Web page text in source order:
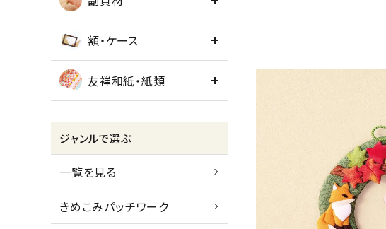
額・ケース
友禅和紙・紙類
ジャンルで選ぶ
一覧を見る
きめこみパッチワーク